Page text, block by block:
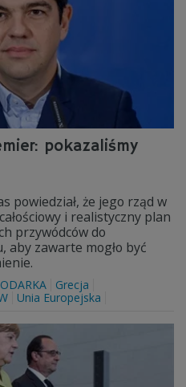
pokazaliśmy
powiedział, że jego rząd w
i realistyczny plan
przywódców do
aby zawarte mogło być
Grecja
Unia Europejska